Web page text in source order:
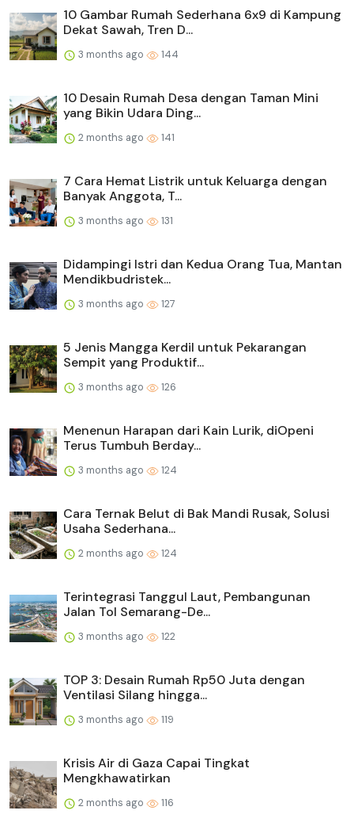
10 Gambar Rumah Sederhana 6x9 di Kampung
Dekat Sawah, Tren D...
3 months ago 144
10 Desain Rumah Desa dengan Taman Mini
yang Bikin Udara Ding...
2 months ago 141
7 Cara Hemat Listrik untuk Keluarga dengan
Banyak Anggota, T...
3 months ago 131
Didampingi Istri dan Kedua Orang Tua, Mantan
Mendikbudristek...
3 months ago 127
5 Jenis Mangga Kerdil untuk Pekarangan
Sempit yang Produktif...
3 months ago 126
Menenun Harapan dari Kain Lurik, diOpeni
Terus Tumbuh Berday...
3 months ago 124
Cara Ternak Belut di Bak Mandi Rusak, Solusi
Usaha Sederhana...
2 months ago 124
Terintegrasi Tanggul Laut, Pembangunan
Jalan Tol Semarang-De...
3 months ago 122
TOP 3: Desain Rumah Rp50 Juta dengan
Ventilasi Silang hingga...
3 months ago 119
Krisis Air di Gaza Capai Tingkat
Mengkhawatirkan
2 months ago 116